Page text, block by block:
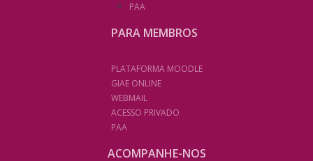
PAA
PARA MEMBROS
PLATAFORMA MOODLE
GIAE ONLINE
WEBMAIL
ACESSO PRIVADO
PAA
ACOMPANHE-NOS